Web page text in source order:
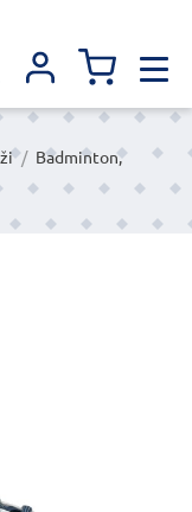
/ Badminton,